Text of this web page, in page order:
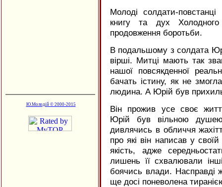
Ю.Молодій © 2000-2015
Молоді солдати-
книгу та дух
продовження боротьби.
В подальшому з солдата
вірші. Митці мають так
нашої повсякденної
бачать істину, як не
людина. А Юрій був
Він прожив усе своє
Юрій був вільною
дивлячись в обличчя
про які він написав у
якість, адже
лишень її схвалювали
боячись влади. Насправді
ще досі поневолена